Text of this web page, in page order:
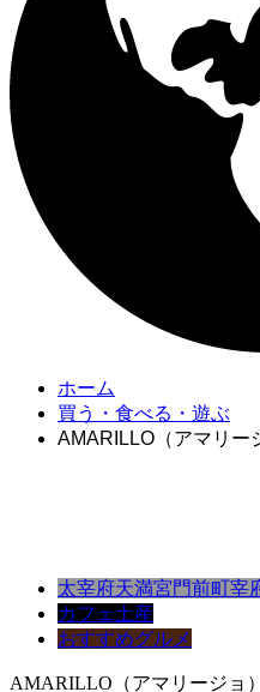
ホーム
買う・食べる・遊ぶ
AMARILLO（アマリー
太宰府天満宮門前町宰
カフェ 土産
おすすめグルメ
AMARILLO（アマリージョ）